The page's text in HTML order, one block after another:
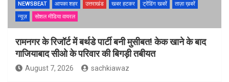
NEWSBEAT आपका शहर उत्तराखंड खबर हटकर ट्रेंडिंग खबरें
ताज़ा ख़बरें
न्यूज़
सोशल मीडिया वायरल
रामनगर के रिजॉर्ट में बर्थडे पार्टी बनी मुसीबत! केक खाने के बाद
गाजियाबाद सीओ के परिवार की बिगड़ी तबीयत
August 7, 2026 sachkiawaz